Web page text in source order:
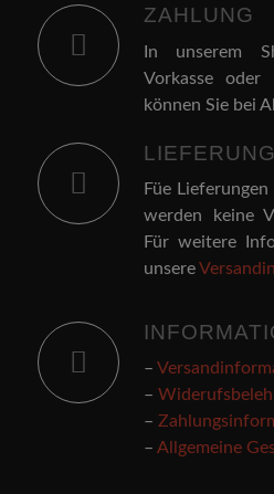
ZAHLUNG
In unserem
Vorkasse oder
können Sie bei
LIEFERUNG
Füe
werden keine
Für weitere
unsere
–
–
–
– Allgemeine